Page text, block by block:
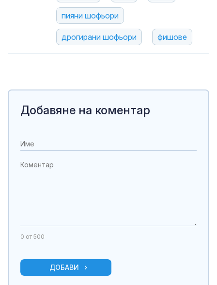
пияни шофьори
дрогирани шофьори фишове
Добавяне на коментар
0 от 500
ДОБАВИ